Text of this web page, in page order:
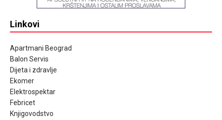
Linkovi
Apartmani Beograd
Balon Servis
Dijeta i zdravlje
Ekomer
Elektrospektar
Febricet
Knjigovodstvo